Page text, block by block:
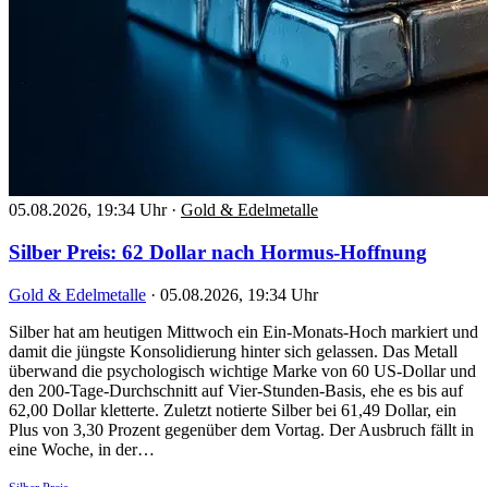
05.08.2026, 19:34 Uhr · Gold & Edelmetalle
Silber Preis: 62 Dollar nach Hormus-Hoffnung
Gold & Edelmetalle · 05.08.2026, 19:34 Uhr
Silber hat am heutigen Mittwoch ein Ein-Monats-Hoch markiert und
damit die jüngste Konsolidierung hinter sich gelassen. Das Metall
überwand die psychologisch wichtige Marke von 60 US-Dollar und
den 200-Tage-Durchschnitt auf Vier-Stunden-Basis, ehe es bis auf
62,00 Dollar kletterte. Zuletzt notierte Silber bei 61,49 Dollar, ein
Plus von 3,30 Prozent gegenüber dem Vortag. Der Ausbruch fällt in
eine Woche, in der…